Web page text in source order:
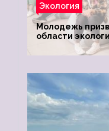
Экология
Молодежь
области